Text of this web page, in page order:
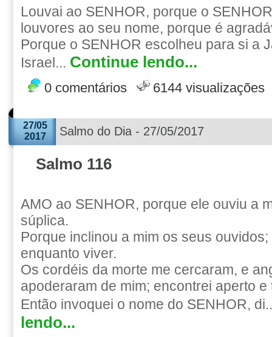
Louvai ao SENHOR, porque o
louvores ao seu nome, porque é
Porque o SENHOR escolheu para si a
Israel... Continue lendo...
0 comentários 6144 visualizações
27/05
2017
Salmo do Dia - 27/05/2017
Salmo 116
AMO ao SENHOR, porque ele ouviu a
súplica.
Porque inclinou a mim os seus
enquanto viver.
Os cordéis da morte me cercaram, e
apoderaram de mim; encontrei aperto e
Então invoquei o nome do SENHOR,
lendo...